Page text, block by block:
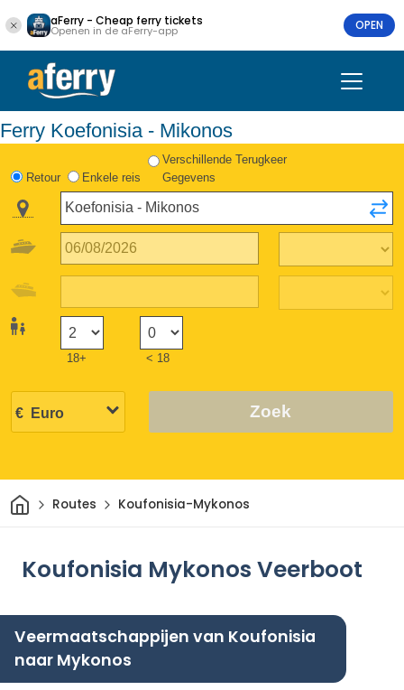
aFerry - Cheap ferry tickets
Openen in de aFerry-app OPEN
Ferry Koefonisia - Mikonos
Retour Enkele reis
Verschillende Terugkeer
Gegevens
18+ < 18
Zoek
ThuisRoutes Koufonisia-Mykonos
Koufonisia Mykonos Veerboot
Veermaatschappijen van Koufonisia
naar Mykonos